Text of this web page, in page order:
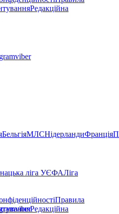
Редакційна
viber
БельгіяМЛСНідерландиФранція
ліга УЄФАЛіга
Правила
Редакційна
viber